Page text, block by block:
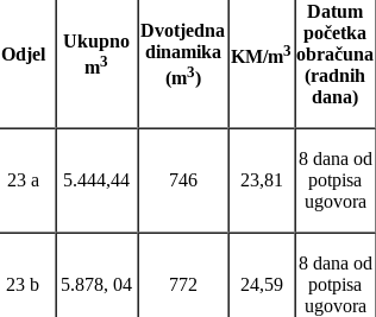
Odjel
Ukupno
m3
Dvotjedna
dinamika
(m3)
KM/m3
Datum
početka
obračuna
(radnih
dana)
23 a 5.444,44 746 23,81
8 dana od
potpisa
ugovora
23 b 5.878, 04 772 24,59
8 dana od
potpisa
ugovora